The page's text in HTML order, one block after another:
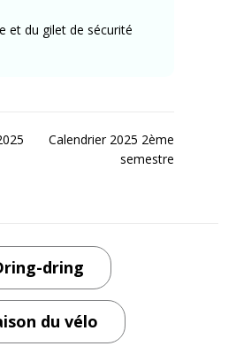
et du gilet de sécurité
Calendrier 2025 2ème
semestre
dring
du vélo